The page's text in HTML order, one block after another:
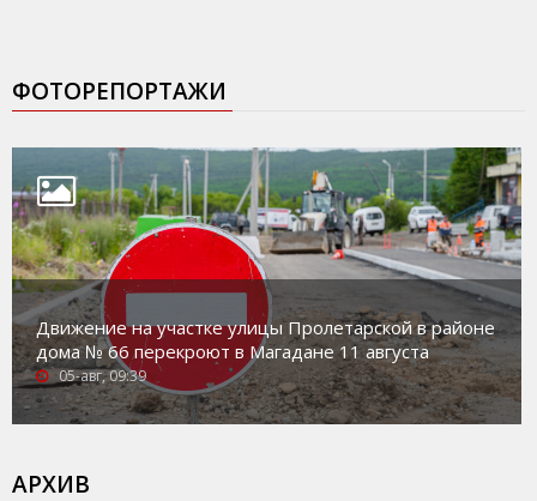
ФОТОРЕПОРТАЖИ
Движение на участке улицы Пролетарской в районе
дома № 66 перекроют в Магадане 11 августа
05-авг, 09:39
АРХИВ